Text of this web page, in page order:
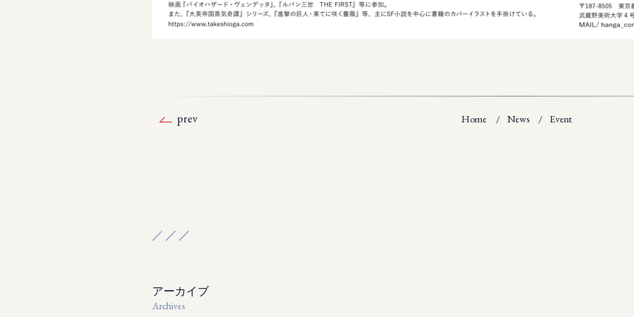
prev Home News Event
アーカイブ
Archives